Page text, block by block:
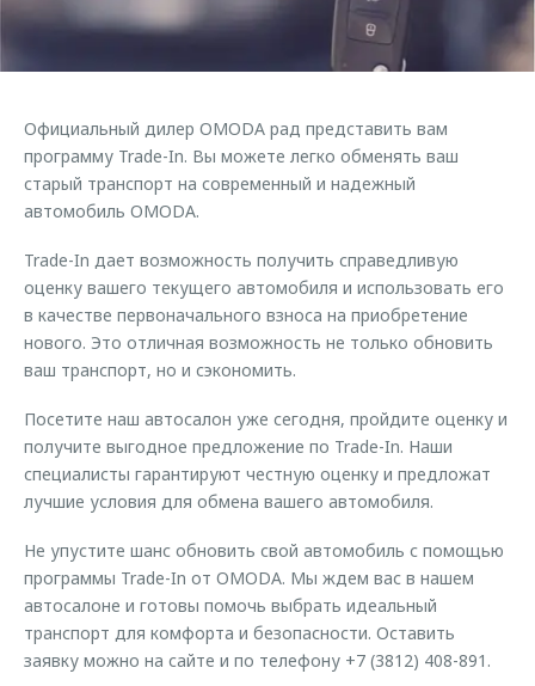
Страхование
Одежда и сувениры
Оригинальные аксессуары
Запчасти
Трейд-ин
Калькулятор трейд-ин
Клиентская поддержка
O&J Автоклуб
Приложение O&J
Аксессуары
Оригинальные аксессуары
Запчасти
Обратная связь
Официальный дилер OMODA рад представить вам
программу Trade-In. Вы можете легко обменять ваш
старый транспорт на современный и надежный
автомобиль OMODA.
Trade-In дает возможность получить справедливую
оценку вашего текущего автомобиля и использовать его
в качестве первоначального взноса на приобретение
нового. Это отличная возможность не только обновить
ваш транспорт, но и сэкономить.
Посетите наш автосалон уже сегодня, пройдите оценку и
получите выгодное предложение по Trade-In. Наши
специалисты гарантируют честную оценку и предложат
лучшие условия для обмена вашего автомобиля.
Не упустите шанс обновить свой автомобиль с помощью
программы Trade-In от OMODA. Мы ждем вас в нашем
автосалоне и готовы помочь выбрать идеальный
транспорт для комфорта и безопасности. Оставить
заявку можно на сайте и по телефону +7 (3812) 408-891.